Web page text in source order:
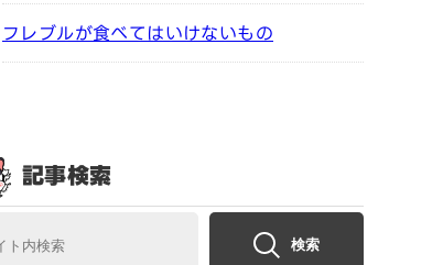
フレブルが食べてはいけないもの
記事検索
検索